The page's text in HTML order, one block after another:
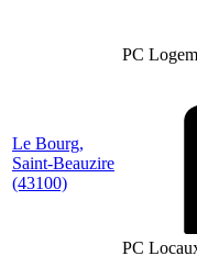
PC
Le Bourg,
Saint-Beauzire
(43100)
PC